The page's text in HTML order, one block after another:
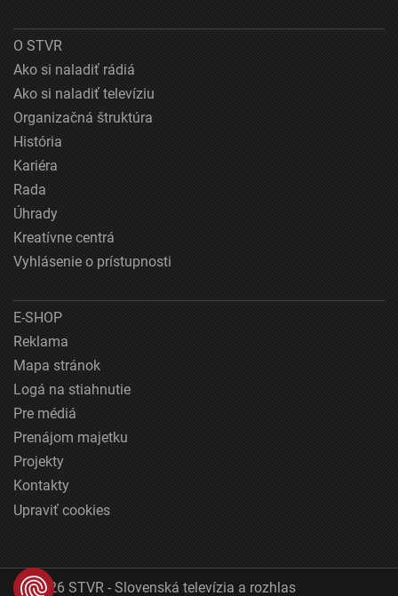
O STVR
Ako si naladiť rádiá
Ako si naladiť televíziu
Organizačná štruktúra
História
Kariéra
Rada
Úhrady
Kreatívne centrá
Vyhlásenie o prístupnosti
E-SHOP
Reklama
Mapa stránok
Logá na stiahnutie
Pre médiá
Prenájom majetku
Projekty
Kontakty
Upraviť cookies
© 2026 STVR - Slovenská televízia a rozhlas